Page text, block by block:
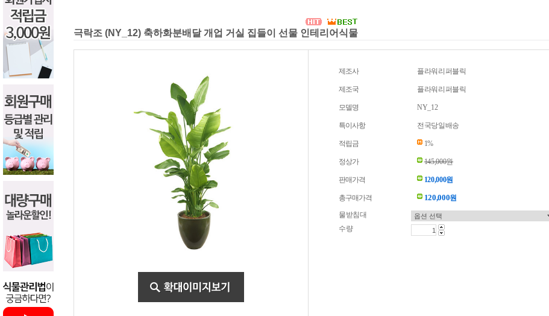
극락조 (NY_12) 축하화분배달 개업 거실 집들이 선물 인테리어식물
제조사 플라워리퍼블릭
제조국 플라워리퍼블릭
모델명 NY_12
특이사항 전국당일배송
적립금 1%
정상가 145,000원
판매가격 120,000원
총구매가격 120,000원
물받침대
수량